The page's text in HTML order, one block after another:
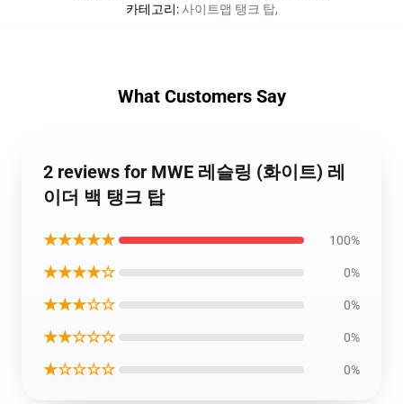
카테고리:사이트맵 탱크 탑,
What Customers Say
2 reviews for MWE 레슬링 (화이트) 레
이더 백 탱크 탑
★★★★★ 100%
★★★★☆ 0%
★★★☆☆ 0%
★★☆☆☆ 0%
★☆☆☆☆ 0%